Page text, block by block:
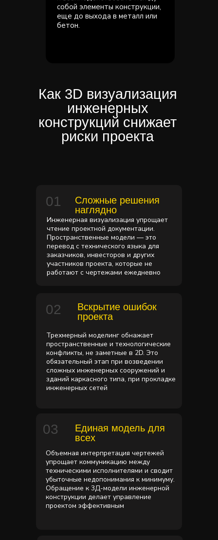
собой элементы конструкции,
еще до выхода в металл или
бетон.
Как 3D визуализация
инженерных
конструкций снижает
риски проекта
Инженерная визуализация упрощает
чтение проектной документации.
Пространственные модели — это
перевод с технического языка для
заказчиков, инвесторов и других
участников проекта, которые не
работают с чертежами ежедневно
01
Сложные решения
наглядно
Трехмерный моделинг обнажает
пространственные и технологические
конфликты, не заметные в 2D. Это
обязательный этап при возведении
сложных инженерных сооружений и
зданий каркасного типа, при прокладке
инженерных сетей
02
Вскрытие ошибок
проекта
Объемная интерпретация чертежей
упрощает коммуникацию между
техническими исполнителями и сводит
убыточные недопонимания к минимуму.
Обращение к 3Д-модели инженерной
конструкции делает управление
проектом эффективным
03
Единая модель для
всех